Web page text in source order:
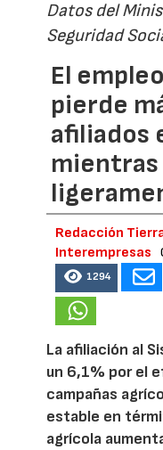
Datos del
Seguridad
El
pierde
afiliados
mientras
Redacción
Interempresas
1294
La afiliación al
un 6,1% por el
campañas
estable en
agrícola